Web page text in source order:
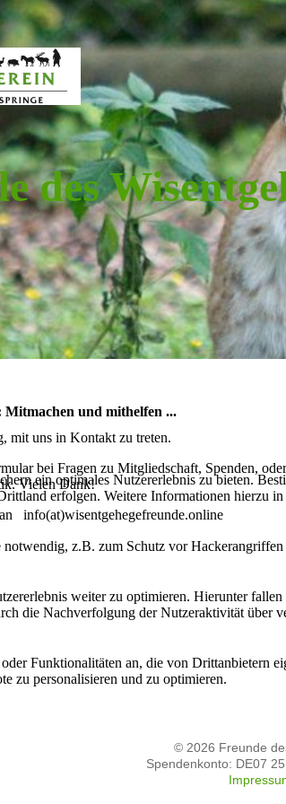
und mithelfen ...
mit uns in Kontakt zu treten.
bei Fragen zu Mitgliedschaft, Spenden,
Vielen Dank!
info(at)wisentgehegefreunde.online
© 2026 Freunde
Spendenkonto: DE07
des
ein optimales Nutzererlebnis zu bieten.
erfolgen. Weitere Informationen hierzu
z.B. zum Schutz vor
weiter zu optimieren. Hierunter
die Nachverfolgung der Nutzeraktivität über
Funktionalitäten an, die von Drittanbietern
zu personalisieren und zu optimieren.